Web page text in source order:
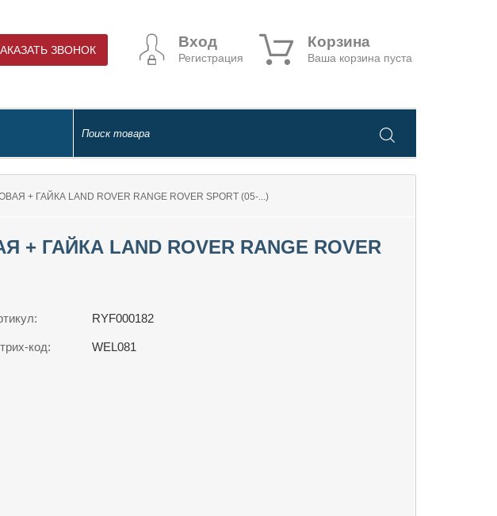
ЗВОНОК Вход
Регистрация
Корзина
Ваша корзина пуста
+ ГАЙКА LAND ROVER RANGE ROVER SPORT (05-...)
ГАЙКА LAND ROVER RANGE ROVER
RYF000182
код: WEL081